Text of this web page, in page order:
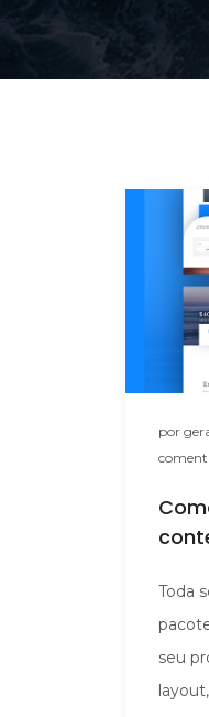
por
Toda
seu